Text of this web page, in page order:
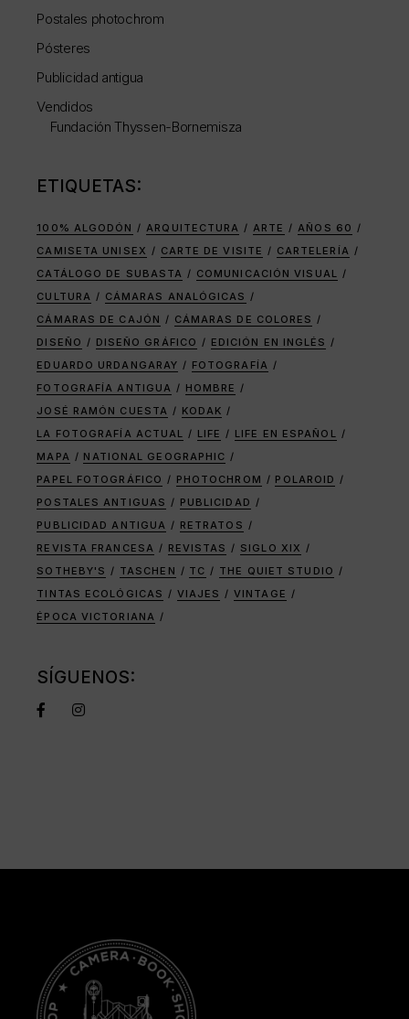
Postales photochrom
Pósteres
Publicidad antigua
Vendidos
Fundación Thyssen-Bornemisza
ETIQUETAS:
100% ALGODÓN ARQUITECTURA ARTE
AÑOS 60
CAMISETA UNISEX
CARTE DE VISITE
CARTELERÍA
CATÁLOGO DE SUBASTA
COMUNICACIÓN VISUAL
CULTURA
CÁMARAS ANALÓGICAS
CÁMARAS DE CAJÓN
CÁMARAS DE COLORES
DISEÑO
DISEÑO GRÁFICO
EDICIÓN EN INGLÉS
EDUARDO URDANGARAY
FOTOGRAFÍA
FOTOGRAFÍA ANTIGUA
HOMBRE
JOSÉ RAMÓN CUESTA
KODAK
LA FOTOGRAFÍA ACTUAL
LIFE
LIFE EN ESPAÑOL
MAPA
NATIONAL GEOGRAPHIC
PAPEL FOTOGRÁFICO
PHOTOCHROM
POLAROID
POSTALES ANTIGUAS
PUBLICIDAD
PUBLICIDAD ANTIGUA
RETRATOS
REVISTA FRANCESA
REVISTAS
SIGLO XIX
SOTHEBY'S
TASCHEN TC
THE QUIET STUDIO
TINTAS ECOLÓGICAS
VIAJES
VINTAGE
ÉPOCA VICTORIANA
SÍGUENOS: